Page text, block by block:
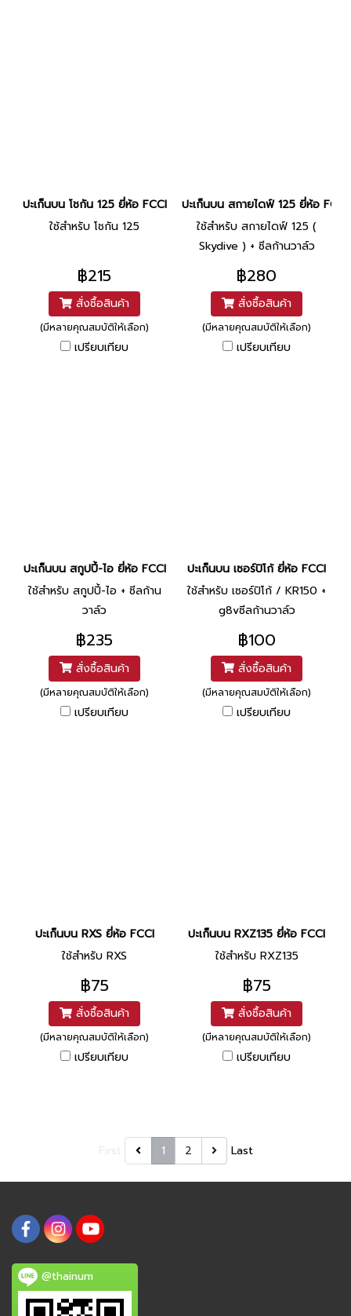
ปะเก็นบน โชกัน 125 ยี่ห้อ FCCI
ใช้สำหรับ โชกัน 125
฿215
สั่งซื้อสินค้า
(มีหลายคุณสมบัติให้เลือก)
เปรียบเทียบ
ปะเก็นบน สกายไดฟ์ 125 ยี่ห้อ FCCI
ใช้สำหรับ สกายไดฟ์ 125 (
Skydive ) + ซีลก้านวาล์ว
฿280
สั่งซื้อสินค้า
(มีหลายคุณสมบัติให้เลือก)
เปรียบเทียบ
ปะเก็นบน สกูปปี้-ไอ ยี่ห้อ FCCI
ใช้สำหรับ สกูปปี้-ไอ + ซีลก้าน
วาล์ว
฿235
สั่งซื้อสินค้า
(มีหลายคุณสมบัติให้เลือก)
เปรียบเทียบ
ปะเก็นบน เซอร์ปิโก้ ยี่ห้อ FCCI
ใช้สำหรับ เซอร์ปิโก้ / KR150 +
g8vซีลก้านวาล์ว
฿100
สั่งซื้อสินค้า
(มีหลายคุณสมบัติให้เลือก)
เปรียบเทียบ
ปะเก็นบน RXS ยี่ห้อ FCCI
ใช้สำหรับ RXS
฿75
สั่งซื้อสินค้า
(มีหลายคุณสมบัติให้เลือก)
เปรียบเทียบ
ปะเก็นบน RXZ135 ยี่ห้อ FCCI
ใช้สำหรับ RXZ135
฿75
สั่งซื้อสินค้า
(มีหลายคุณสมบัติให้เลือก)
เปรียบเทียบ
1 2 Last
@thainum